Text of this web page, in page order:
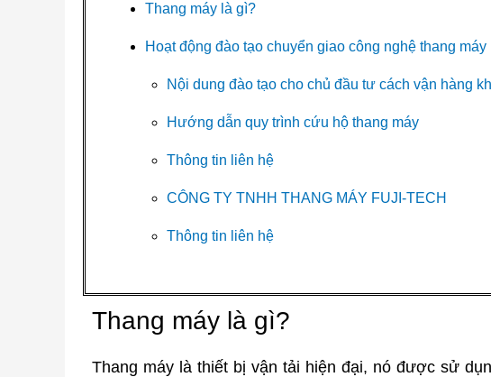
Thang máy là gì?
Hoạt động đào tạo chuyển giao công nghệ thang máy
Nội dung đào tạo cho chủ đầu tư cách vận hàng
Hướng dẫn quy trình cứu hộ thang máy
Thông tin liên hệ
CÔNG TY TNHH THANG MÁY FUJI-TECH
Thông tin liên hệ
Thang máy là gì?
Thang máy là thiết bị vận tải hiện đại, nó được sử